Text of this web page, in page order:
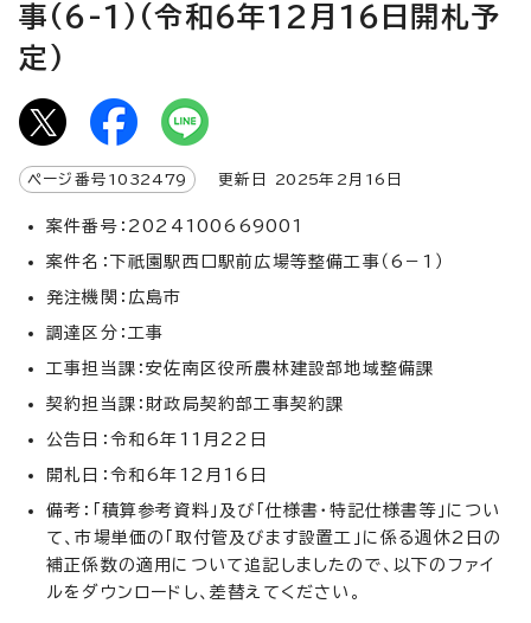
事(6-1)(令和6年12月16日開札予
定)
ページ番号 1032479 更新日 2025年2月 16 日
案件番号：2024100669001
案件名：下祇園駅西口駅前広場等整備工事（6－1）
発注機関：広島市
調達区分：工事
工事担当課：安佐南区役所農林建設部地域整備課
契約担当課：財政局契約部工事契約課
公告日：令和6年11月22日
開札日：令和6年12月16日
備考：「積算参考資料」及び「仕様書・特記仕様書等」につい
て、市場単価の「取付管及びます設置工」に係る週休2日の
補正係数の適用について追記しましたので、以下のファイ
ルをダウンロードし、差替えてください。